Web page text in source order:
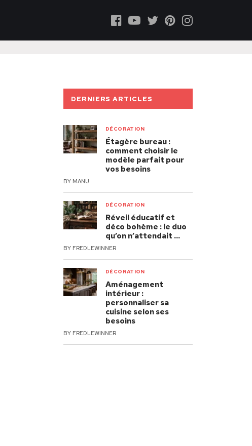
DERNIERS ARTICLES
DÉCORATION
Étagère bureau :
comment choisir le
modèle parfait pour
vos besoins
BY MANU
DÉCORATION
Réveil éducatif et
déco bohème : le duo
qu’on n’attendait …
BY FREDLEWINNER
DÉCORATION
Aménagement
intérieur :
personnaliser sa
cuisine selon ses
besoins
BY FREDLEWINNER